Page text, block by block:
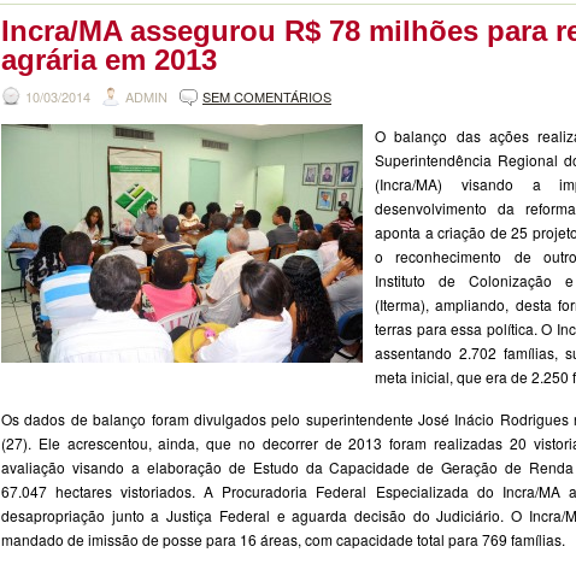
Incra/MA assegurou R$ 78 milhões para
agrária em 2013
10/03/2014 ADMIN SEM COMENTÁRIOS
O balanço das ações
Superintendência Regional
(Incra/MA) visando a
desenvolvimento da
aponta a criação de 25
o reconhecimento de
Instituto de Colonização
(Iterma), ampliando, desta
terras para essa política. O
assentando 2.702 famílias,
meta inicial, que era de 2.250
Os dados de balanço foram divulgados pelo superintendente José Inácio Rodrigues
(27). Ele acrescentou, ainda, que no decorrer de 2013 foram realizadas 20
avaliação visando a elaboração de Estudo da Capacidade de Geração de Renda
67.047 hectares vistoriados. A Procuradoria Federal Especializada do Incra/MA
desapropriação junto a Justiça Federal e aguarda decisão do Judiciário. O Incra/
mandado de imissão de posse para 16 áreas, com capacidade total para 769 famílias.